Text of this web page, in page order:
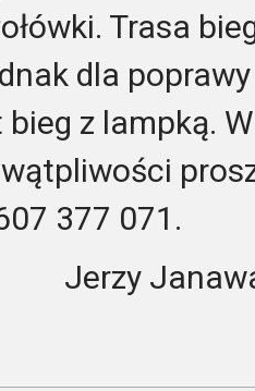
Trasa
dla
z lampką.
377 071.
Jerzy